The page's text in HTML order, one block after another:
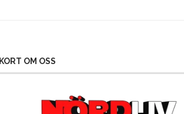
KORT OM OSS